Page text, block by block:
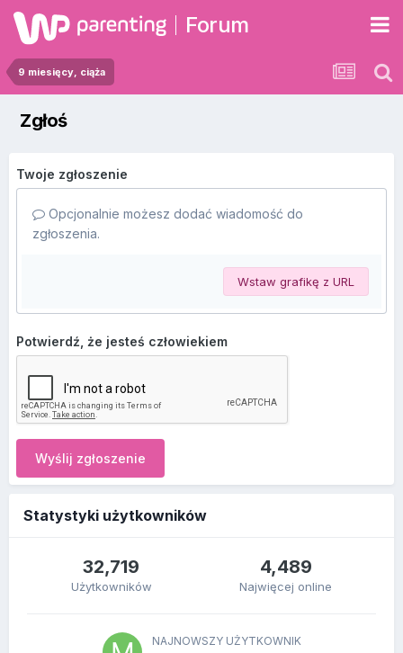
Forum
9 miesięcy, ciąża
Zgłoś
Twoje zgłoszenie
Opcjonalnie możesz dodać wiadomość do
zgłoszenia.
Wstaw grafikę z URL
Potwierdź, że jesteś człowiekiem
Wyślij zgłoszenie
Statystyki użytkowników
32,719
Użytkowników
4,489
Najwięcej online
NAJNOWSZY UŻYTKOWNIK